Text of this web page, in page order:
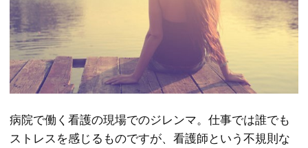
病院で働く看護の現場でのジレンマ。仕事では誰でも
ストレスを感じるものですが、看護師という不規則な